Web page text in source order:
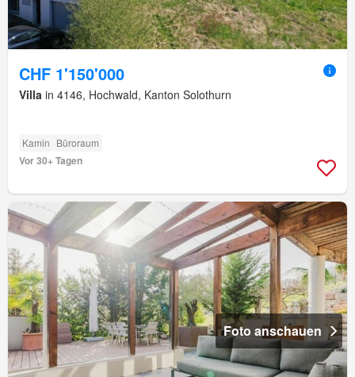
CHF 1'150'000
Villa in 4146, Hochwald, Kanton Solothurn
Kamin Büroraum
Vor 30+ Tagen
Foto anschauen